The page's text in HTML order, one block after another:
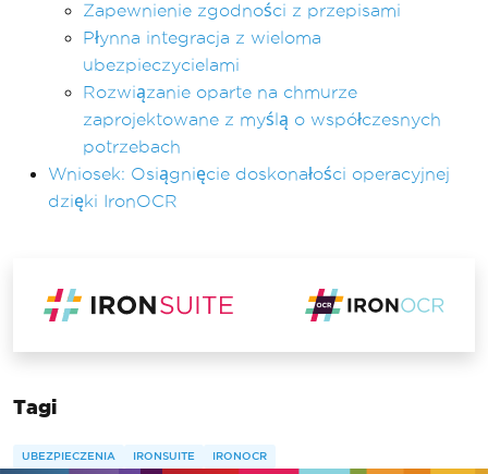
Zapewnienie zgodności z przepisami
Płynna integracja z wieloma
ubezpieczycielami
Rozwiązanie oparte na chmurze
zaprojektowane z myślą o współczesnych
potrzebach
Wniosek: Osiągnięcie doskonałości operacyjnej
dzięki IronOCR
Tagi
UBEZPIECZENIA IRONSUITE IRONOCR